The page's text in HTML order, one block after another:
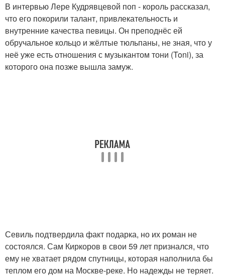
В интервью Лере Кудрявцевой поп - король рассказал,
что его покорили талант, привлекательность и
внутренние качества певицы. Он преподнёс ей
обручальное кольцо и жёлтые тюльпаны, не зная, что у
неё уже есть отношения с музыкантом тони (Toni), за
которого она позже вышла замуж.
Севиль подтвердила факт подарка, но их роман не
состоялся. Сам Киркоров в свои 59 лет признался, что
ему не хватает рядом спутницы, которая наполнила бы
теплом его дом на Москве-реке. Но надежды не теряет.